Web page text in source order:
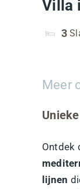
Villa
3
Meer
Ontdek
lijnen